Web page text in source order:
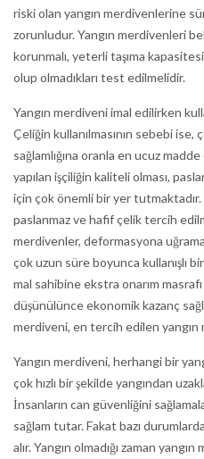
riski olan yangın merdivenlerine
zorunludur. Yangın merdivenleri
korunmalı, yeterli taşıma
olup olmadıkları test edilmelidir.
Yangın merdiveni imal edilirken
Çeliğin kullanılmasının sebebi
sağlamlığına oranla en ucuz
yapılan işçiliğin kaliteli olması,
için çok önemli bir yer
paslanmaz ve hafif çelik tercih
merdivenler, deformasyona
çok uzun süre boyunca kullanışlı
mal sahibine ekstra onarım
düşünülünce ekonomik kazanç
merdiveni, en tercih edilen yangın
Yangın merdiveni, herhangi bir
çok hızlı bir şekilde yangından
İnsanların can güvenliğini
sağlam tutar. Fakat bazı
alır. Yangın olmadığı zaman yangın